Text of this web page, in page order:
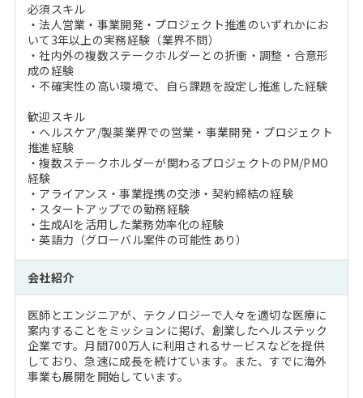
必須スキル
・法人営業・事業開発・プロジェクト推進のいずれかにお
いて3年以上の実務経験（業界不問）
・社内外の複数ステークホルダーとの折衝・調整・合意形
成の経験
・不確実性の高い環境で、自ら課題を設定し推進した経験
歓迎スキル
・ヘルスケア/製薬業界での営業・事業開発・プロジェクト
推進経験
・複数ステークホルダーが関わるプロジェクトのPM/PMO
経験
・アライアンス・事業提携の交渉・契約締結の経験
・スタートアップでの勤務経験
・生成AIを活用した業務効率化の経験
・英語力（グローバル案件の可能性あり）
会社紹介
医師とエンジニアが、テクノロジーで人々を適切な医療に
案内することをミッションに掲げ、創業したヘルステック
企業です。月間700万人に利用されるサービスなどを提供
しており、急速に成長を続けています。また、すでに海外
事業も展開を開始しています。